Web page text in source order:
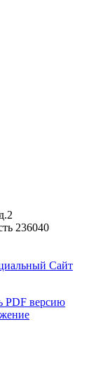
236040
Сайт
PDF версию